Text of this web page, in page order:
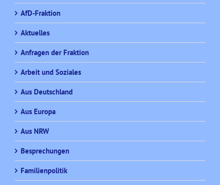
AfD-Fraktion
Aktuelles
Anfragen der Fraktion
Arbeit und Soziales
Aus Deutschland
Aus Europa
Aus NRW
Besprechungen
Familienpolitik